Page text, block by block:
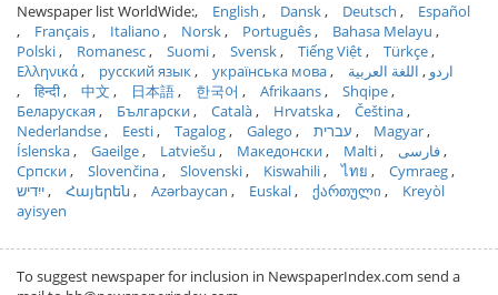
Newspaper list WorldWide: English Dansk Deutsch
Español
Français
Italiano Norsk Português
Bahasa Melayu
Polski
Romanesc Suomi Svensk Tiếng Việt
Türkçe
Ελληνικά
русский язык українська мова اردو
اللغة العربية
हिन्दी
中文 日本語 한국어 Afrikaans
Shqipe
Беларуская
Български Català Hrvatska
Čeština
Nederlandse
Eesti Tagalog Galego עברית
Magyar
Íslenska
Gaeilge Latviešu Македонски Malti
فارسی
Српски
Slovenčina Slovenski Kiswahili ไทย
Cymraeg
ייִדיש
Հայերեն Azərbaycan Euskal ქართული
Kreyòl
ayisyen
To suggest newspaper for inclusion in NewspaperIndex.com send a